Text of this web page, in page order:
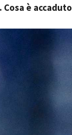
è accaduto